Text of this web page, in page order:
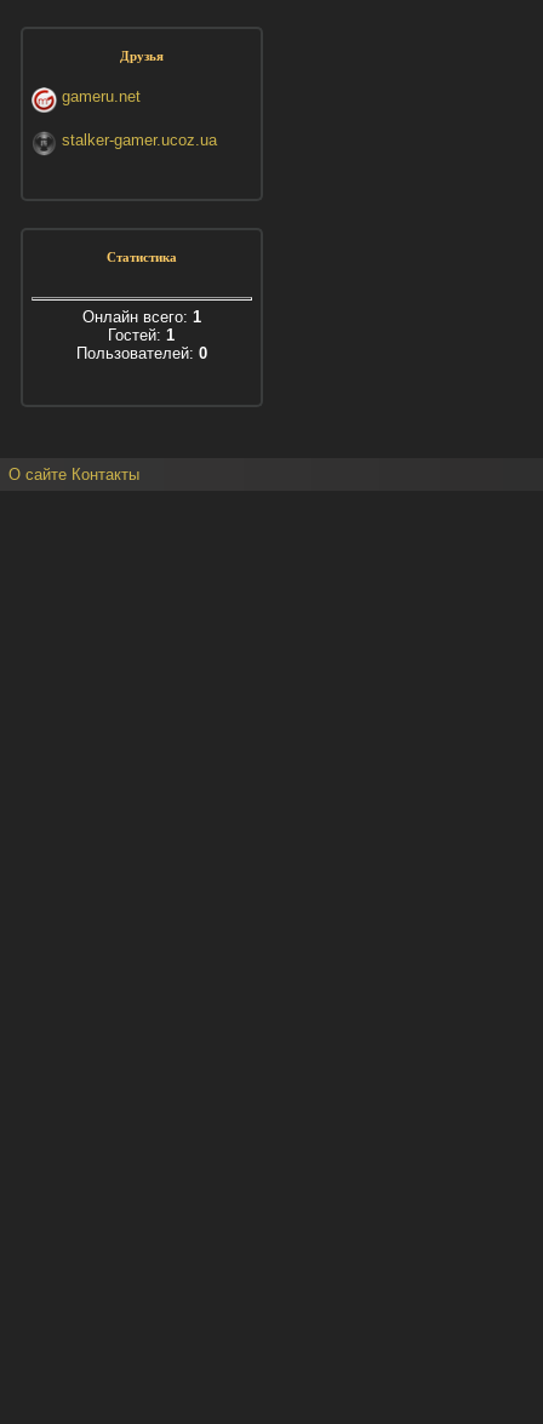
Друзья
gameru.net
stalker-gamer.ucoz.ua
Статистика
Онлайн всего: 1
Гостей: 1
Пользователей: 0
О сайте Контакты